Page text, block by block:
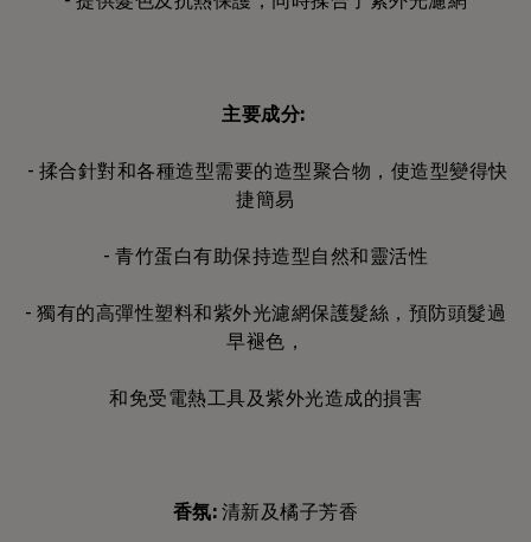
主要成分:
- 揉合針對和各種造型需要的造型聚合物，使造型變得快
捷簡易
- 青竹蛋白有助保持造型自然和靈活性
- 獨有的高彈性塑料和紫外光濾網保護髮絲，預防頭髮過
早褪色，
和免受電熱工具及紫外光造成的損害
香氛:清新及橘子芳香